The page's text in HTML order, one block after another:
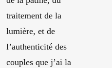
traitement de la
lumière, et de
l’authenticité des
couples que j’ai la